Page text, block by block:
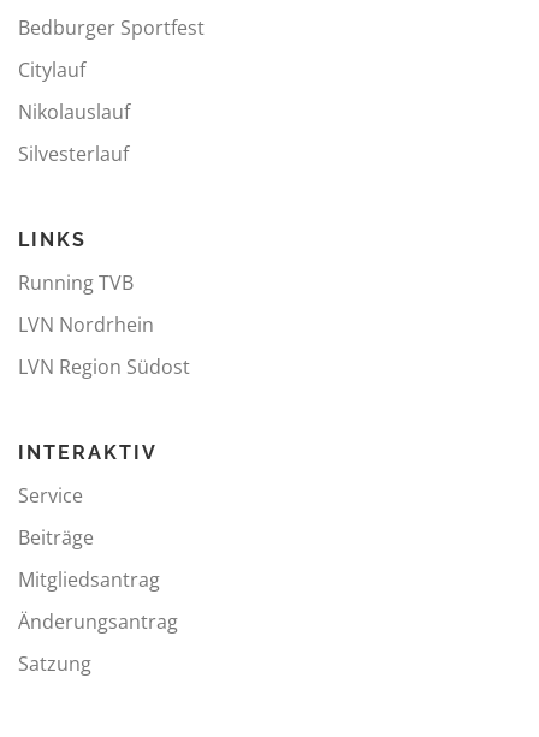
Bedburger Sportfest
Citylauf
Nikolauslauf
Silvesterlauf
LINKS
Running TVB
LVN Nordrhein
LVN Region Südost
INTERAKTIV
Service
Beiträge
Mitgliedsantrag
Änderungsantrag
Satzung